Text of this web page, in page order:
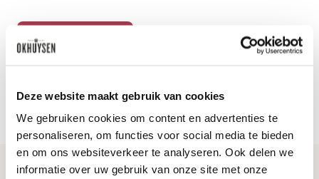
Deze website maakt gebruik van cookies
We gebruiken cookies om content en advertenties te
personaliseren, om functies voor social media te bieden
en om ons websiteverkeer te analyseren. Ook delen we
informatie over uw gebruik van onze site met onze
Bestel tickets